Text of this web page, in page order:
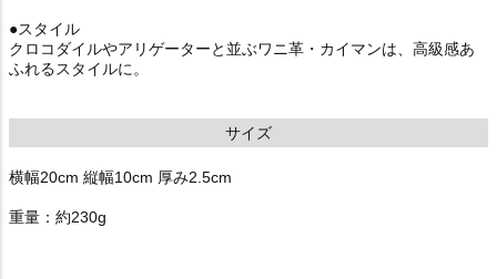
●スタイル
クロコダイルやアリゲーターと並ぶワニ革・カイマンは、高級感あ
ふれるスタイルに。
サイズ
横幅20cm 縦幅10cm 厚み2.5cm
重量：約230g